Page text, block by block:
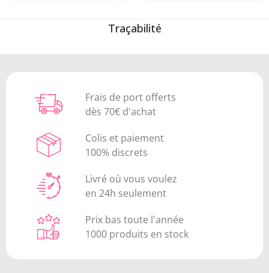
Traçabilité
Frais de port offerts
dès 70€ d'achat
Colis et paiement
100% discrets
Livré où vous voulez
en 24h seulement
Prix bas toute l'année
1000 produits en stock